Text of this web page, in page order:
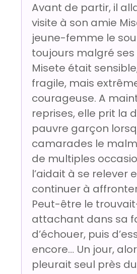
Avant de partir, il
visite à son amie
jeune-femme le
toujours malgré ses
Misete était
fragile, mais
courageuse. A
reprises, elle prit la
pauvre garçon
camarades le
de multiples
l’aidait à se relever
continuer à
Peut-être le
attachant dans sa
d’échouer, puis
encore… Un jour,
pleurait seul près